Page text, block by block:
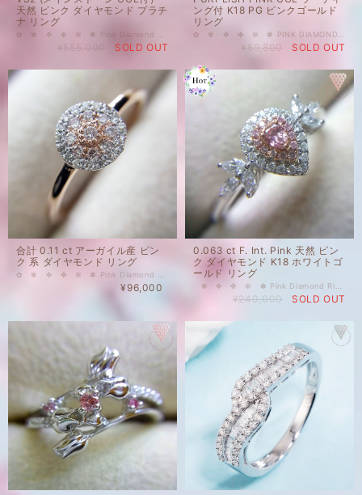
天然 ピンク ダイヤモンド プラチ
ナ リング
✿ ✾ ✥ ✤ ✼ ✽ Pink Diamond Ring ❁ ✿ ✾ ✥ ✤ ✼ 0.079 ct Fancy Intense Pink VS2 (メインストーン CGL付） 天然 ピンク ダイヤモンド リング Pt 950 プラチナ サイド ピンク メレ（LIGHT PINK ）0.035 ct サイド ピンク メレ ( FANCY PINK）0.08 ct サイド カラーレス メレ F-G SI UP 0.712 ct 指輪 リングサイズ 11 号 新品 フェイス最大幅 約16㎜ 濃厚、VIVID 寄りのストレートインテンスピンクダイヤをメインに使用した、上品ゴージャスなリングです。贅沢に使用した、きらきら光るカラーレスにポイントのピンクが可憐でお姫様気分になれそうです。 リングサイズ 11号 ±2号 サイズ調整ご相談可。（7営業日程度） 枠 Pt 950 国内在庫品 ※ 私どもで扱うダイヤモンドはすべて新品です。 ※ 画像は、商品・グレーディングレポートともに、サンプルではなく当該商品の画像です。本来の色に近くなるように撮影しておりますが、お使いのモニターによって色合いが異なる場合がございます。予めご了承の上でのご購入をお願いいたします。 色の起源もダイヤモンド自体も天然でございます。 #ピンク #天然 #リング #ダイヤモンド #ストレートピンク #インテンス #インテンスピンク #FancyIntensePink #PINK #RING #DIAMOND EXCHANGE FEDERATION
¥555,000 SOLD OUT
ング付 K18 PG ピンクゴールド
リング
✿ ✾ ✥ ✤ ✼ ✽ PINK DIAMOND RING ❁ ✿ ✾ ✥ ✤ ✼ 0.035 ct FANCY LIGHT PURPLISH PINK CGL ソーティング付 K18 PG ピンクゴールド リング シンプルな FANCY LIGHT PURPLISH PINK CGLソーティング付の18金ピンクゴールドリング。 リングサイズ 10.5 号 （サイズ変更±2号） 国内在庫品 ※ 私どもで扱うダイヤモンドはすべて新品です。 ※ 画像は、商品・グレーディングレポートともに、サンプルではなく当該商品の画像です。本来の色に近くなるように自然光で撮影しておりますが、お使いのモニターによって色合いが異なる場合がございます。予めご了承の上でのご購入をお願いいたします。 色の起源もダイヤモンド自体も天然でございます。
¥59,800 SOLD OUT
合計 0.11 ct アーガイル産 ピン
ク 系 ダイヤモンド リング
✿ ✾ ✥ ✤ ✼ ✽ Pink Diamond Ring ❁ ✿ ✾ ✥ ✤ ✼ 合計 0.11 ct アーガイル産 ピンク 系 ダイヤモンド ピンクメレ 0.06ct カラーレスメレ 0.05ct K14RG （14K ローズゴールド） リング RIO TINTO LOT ナンバー 有り 天然 ピンク ダイヤモンド 指輪 リングサイズ 12.5 号 新品 ＃EP314 （リングサイズ調整 ±2 号 ご相談可能です。） 2020年に閉山すると言われ、人気が高いアーガイル産のピンクダイヤモンドを使用したリング。ARGYLE PINK DIAMOND (RIO TINTO）のロットナンバー付きです。 西オーストリアに本社を置く、EMINENCE PINK が価格上昇中のアーガイルをお手頃価格でご提供するため、企画した商品です。日本発上陸！ 年齢問わず気軽にご使用いただけるデイリーリングです。 国内在庫品 ※ 私どもで扱うダイヤモンドはすべて新品です。 ※ 画像は、商品・グレーディングレポートともに、サンプルではなく当該商品の画像です。本来の色に近くなるように自然光で撮影しておりますが、お使いのモニターによって色合いが異なる場合がございます。予めご了承の上でのご購入をお願いいたします。 色の起源もダイヤモンド自体も天然でございます。
¥96,000
0.063 ct F. Int. Pink 天然 ピン
ク ダイヤモンド K18 ホワイトゴ
ールド リング
✾ ✥ ✤ ✼ ✽ Pink Diamond Ring ❁ ✿ ✾ ✥ ✤ ✼ 0.063 ct Fancy Intense Pink (メインストーン CGL付） 天然 ピンク ダイヤモンド K18WG(ホワイトゴールド）K18RG(ローズゴールド） リング サイド ピンク メレ 約 0.05ct サイド カラーレスメレ約 0.19ct 指輪 リングサイズ 12 号 新品 しっとりとした艶のあるストレートインテンスピンクダイヤがメインの、上品なリングです。主張しすぎないけれど、存在感を感じさせる凛とした印象です。 リングサイズ 12 サイズ調整ご相談可。（1週間程度） 枠 K18 （18金） 国内在庫品 ※ 私どもで扱うダイヤモンドはすべて新品です。 ※ 画像は、商品・グレーディングレポートともに、サンプルではなく当該商品の画像です。本来の色に近くなるように自然光で撮影しておりますが、お使いのモニターによって色合いが異なる場合がございます。予めご了承の上でのご購入をお願いいたします。 色の起源もダイヤモンド自体も天然でございます。 1-2営業日以内に発送
¥240,000 SOLD OUT